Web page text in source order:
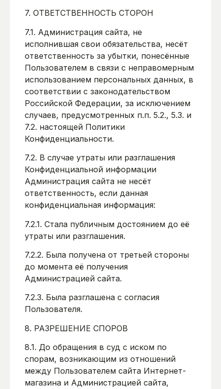
7. ОТВЕТСТВЕННОСТЬ СТОРОН
7.1. Администрация сайта, не
исполнившая свои обязательства, несёт
ответственность за убытки, понесённые
Пользователем в связи с неправомерным
использованием персональных данных, в
соответствии с законодательством
Российской Федерации, за исключением
случаев, предусмотренных п.п. 5.2., 5.3. и
7.2. настоящей Политики
Конфиденциальности.
7.2. В случае утраты или разглашения
Конфиденциальной информации
Администрация сайта не несёт
ответственность, если данная
конфиденциальная информация:
7.2.1. Стала публичным достоянием до её
утраты или разглашения.
7.2.2. Была получена от третьей стороны
до момента её получения
Администрацией сайта.
7.2.3. Была разглашена с согласия
Пользователя.
8. РАЗРЕШЕНИЕ СПОРОВ
8.1. До обращения в суд с иском по
спорам, возникающим из отношений
между Пользователем сайта Интернет-
магазина и Администрацией сайта,